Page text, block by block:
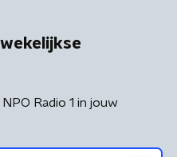
Radio 1 in jouw